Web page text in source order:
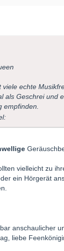
viele echte
als Geschrei und
empfinden.
vielleicht zu
ein Hörgerät
anschaulicher
liebe